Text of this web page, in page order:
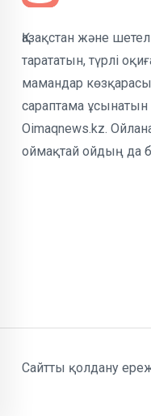
Қазақстан және
тарататын, түрлі
мамандар
сараптама
Oimaqnews.kz.
оймақтай ойдың да
Сайтты қолдану